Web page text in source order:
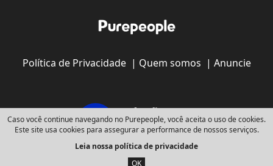
Política de Privacidade| Quem somos | Anuncie
Copyright © 2008 - 2026
Webedia - Todos os direitos reservados
Caso você continue navegando no Purepeople, você aceita o uso de cookies.
Este site usa cookies para assegurar a performance de nossos serviços.
Leia nossa política de privacidade
OK